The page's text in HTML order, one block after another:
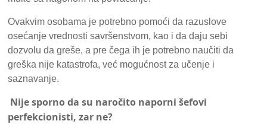
Ovakvim osobama je potrebno pomoći da razuslove
osećanje vrednosti savršenstvom, kao i da daju sebi
dozvolu da greše, a pre čega ih je potrebno naučiti da
greška nije katastrofa, već mogućnost za učenje i
saznavanje.
Nije sporno da su naročito naporni šefovi
perfekcionisti, zar ne?